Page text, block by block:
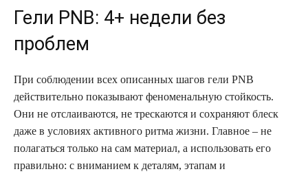
Гели PNB: 4+ недели без
проблем
При соблюдении всех описанных шагов гели PNB
действительно показывают феноменальную стойкость.
Они не отслаиваются, не трескаются и сохраняют блеск
даже в условиях активного ритма жизни. Главное – не
полагаться только на сам материал, а использовать его
правильно: с вниманием к деталям, этапам и